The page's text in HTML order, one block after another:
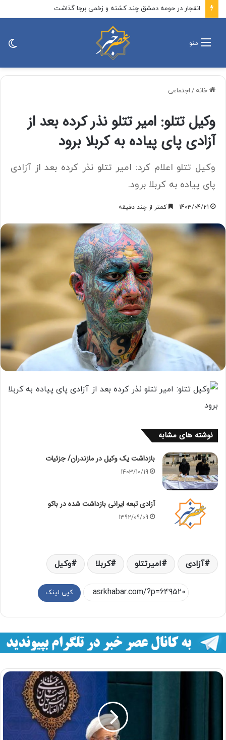
انفجار در حومه دمشق چند کشته و زخمی برجا گذاشت
منو
خانه / اجتماعی
وکیل تتلو: امیر تتلو نذر کرده بعد از
آزادی پای پیاده به کربلا برود
وکیل تتلو اعلام کرد: امیر تتلو نذر کرده بعد از آزادی
پای پیاده به کربلا برود.
1403/04/21 کمتر از چند دقیقه
نوشته های مشابه
بازداشت یک وکیل در مازندران/ جزئیات
1403/10/19
آزادی تبعه ایرانی بازداشت شده در باکو
1392/09/09
آزادی امیرتتلو کربلا وکیل
کپی لینک